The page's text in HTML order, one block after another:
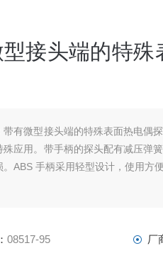
接头端的特殊
带有微型接头端的特殊表面热电偶
殊应用。带手柄的探头配有减压弹
ABS 手柄采用轻型设计，使用方
08517-95 厂